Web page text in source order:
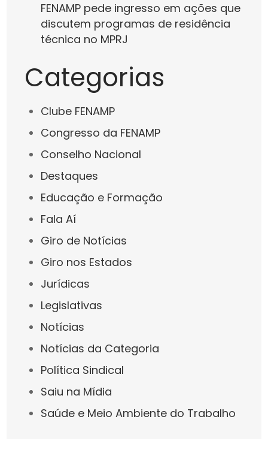
FENAMP pede ingresso em ações que
discutem programas de residência
técnica no MPRJ
Categorias
Clube FENAMP
Congresso da FENAMP
Conselho Nacional
Destaques
Educação e Formação
Fala Aí
Giro de Notícias
Giro nos Estados
Jurídicas
Legislativas
Notícias
Notícias da Categoria
Política Sindical
Saiu na Mídia
Saúde e Meio Ambiente do Trabalho